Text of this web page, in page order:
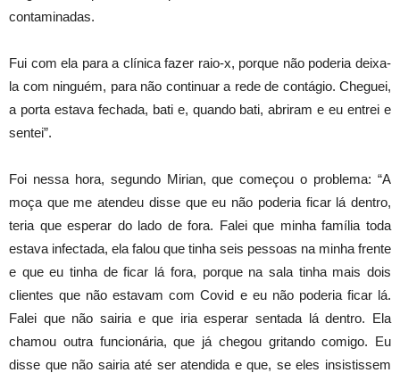
contaminadas.
Fui com ela para a clínica fazer raio-x, porque não poderia deixa-
la com ninguém, para não continuar a rede de contágio. Cheguei,
a porta estava fechada, bati e, quando bati, abriram e eu entrei e
sentei”.
Foi nessa hora, segundo Mirian, que começou o problema: “A
moça que me atendeu disse que eu não poderia ficar lá dentro,
teria que esperar do lado de fora. Falei que minha família toda
estava infectada, ela falou que tinha seis pessoas na minha frente
e que eu tinha de ficar lá fora, porque na sala tinha mais dois
clientes que não estavam com Covid e eu não poderia ficar lá.
Falei que não sairia e que iria esperar sentada lá dentro. Ela
chamou outra funcionária, que já chegou gritando comigo. Eu
disse que não sairia até ser atendida e que, se eles insistissem